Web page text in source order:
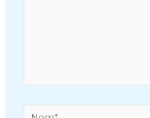
Nom*